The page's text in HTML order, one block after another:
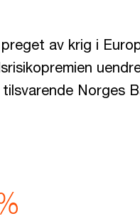
av krig i
Norges